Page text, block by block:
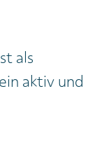
als
aktiv und